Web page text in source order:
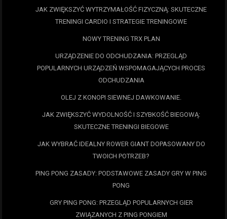
JAK ZWIĘKSZYĆ WYTRZYMAŁOŚĆ FIZYCZNĄ: SKUTECZNE
TRENINGI CARDIO I STRATEGIE TRENINGOWE
NOWY TRENING TRX PLAN
URZĄDZENIE DO ODCHUDZANIA: PRZEGLĄD
POPULARNYCH URZĄDZEŃ WSPOMAGAJĄCYCH PROCES
ODCHUDZANIA
OLEJ Z KONOPI SIEWNEJ DAWKOWANIE.
JAK ZWIĘKSZYĆ WYDOLNOŚĆ I SZYBKOŚĆ BIEGOWĄ:
SKUTECZNE TRENINGI BIEGOWE
JAK WYBRAĆ IDEALNY ROWER GIANT DOPASOWANY DO
TWOICH POTRZEB?
PING PONG ZASADY: PODSTAWOWE ZASADY GRY W PING
PONG
GRY PING PONG: PRZEGLĄD POPULARNYCH GIER
ZWIĄZANYCH Z PING PONGIEM